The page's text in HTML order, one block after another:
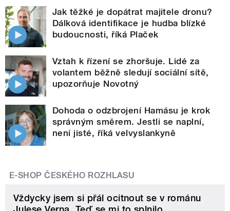
Jak těžké je dopátrat majitele dronu?
Dálková identifikace je hudba blízké
budoucnosti, říká Plaček
Vztah k řízení se zhoršuje. Lidé za
volantem běžně sledují sociální sítě,
upozorňuje Novotný
Dohoda o odzbrojení Hamásu je krok
správným směrem. Jestli se naplní,
není jisté, říká velvyslankyně
E-SHOP ČESKÉHO ROZHLASU
Vždycky jsem si přál ocitnout se v románu